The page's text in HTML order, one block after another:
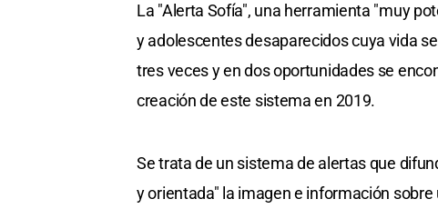
La "Alerta Sofía", una herramienta "muy
y adolescentes desaparecidos cuya vida
tres veces y en dos oportunidades se
creación de este sistema en 2019.
Se trata de un sistema de alertas que
y orientada" la imagen e información